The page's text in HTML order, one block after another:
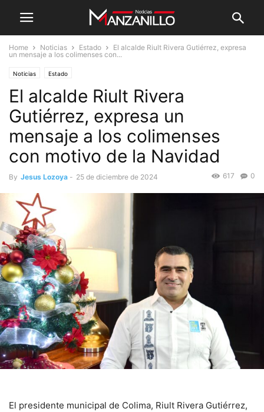
Home Noticias Estado
El alcalde Riult Rivera Gutiérrez, expresa
un mensaje a los colimenses con...
Noticias Estado
El alcalde Riult Rivera
Gutiérrez, expresa un
mensaje a los colimenses
con motivo de la Navidad
By Jesus Lozoya - 25 de diciembre de 2024 0
617
El presidente municipal de Colima, Riult Rivera Gutiérrez,